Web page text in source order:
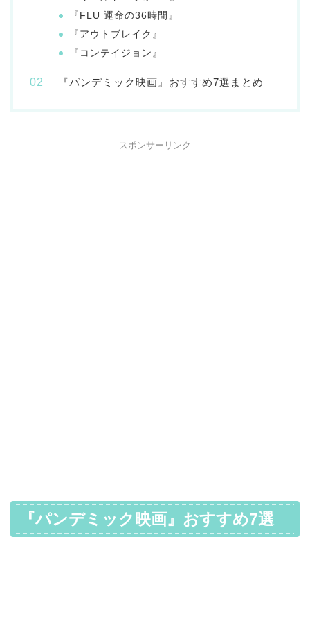
『FLU 運命の36時間』
『アウトブレイク』
『コンテイジョン』
『パンデミック映画』おすすめ7選まとめ
スポンサーリンク
『パンデミック映画』おすすめ7選